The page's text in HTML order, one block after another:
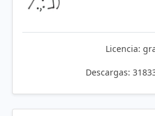
Licencia:
Descargas: